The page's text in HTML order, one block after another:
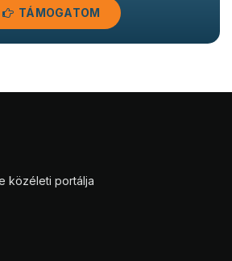
TÁMOGATOM
közéleti portálja